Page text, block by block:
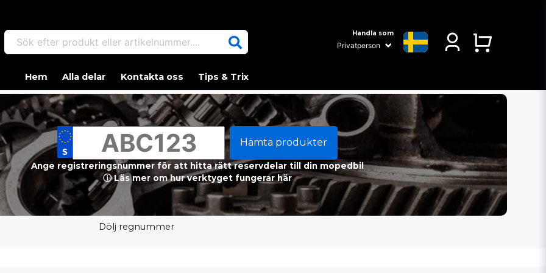
Sök efter produkt eller artikelnummer.... Handla som
Hem Alla delar Kontakta oss Tips & Trix
Hämta produkter
Ange registreringsnummer för att hitta rätt reservdelar till din mopedbil
ⓘ Läs mer om hur verktyget fungerar här
Dölj regnummer